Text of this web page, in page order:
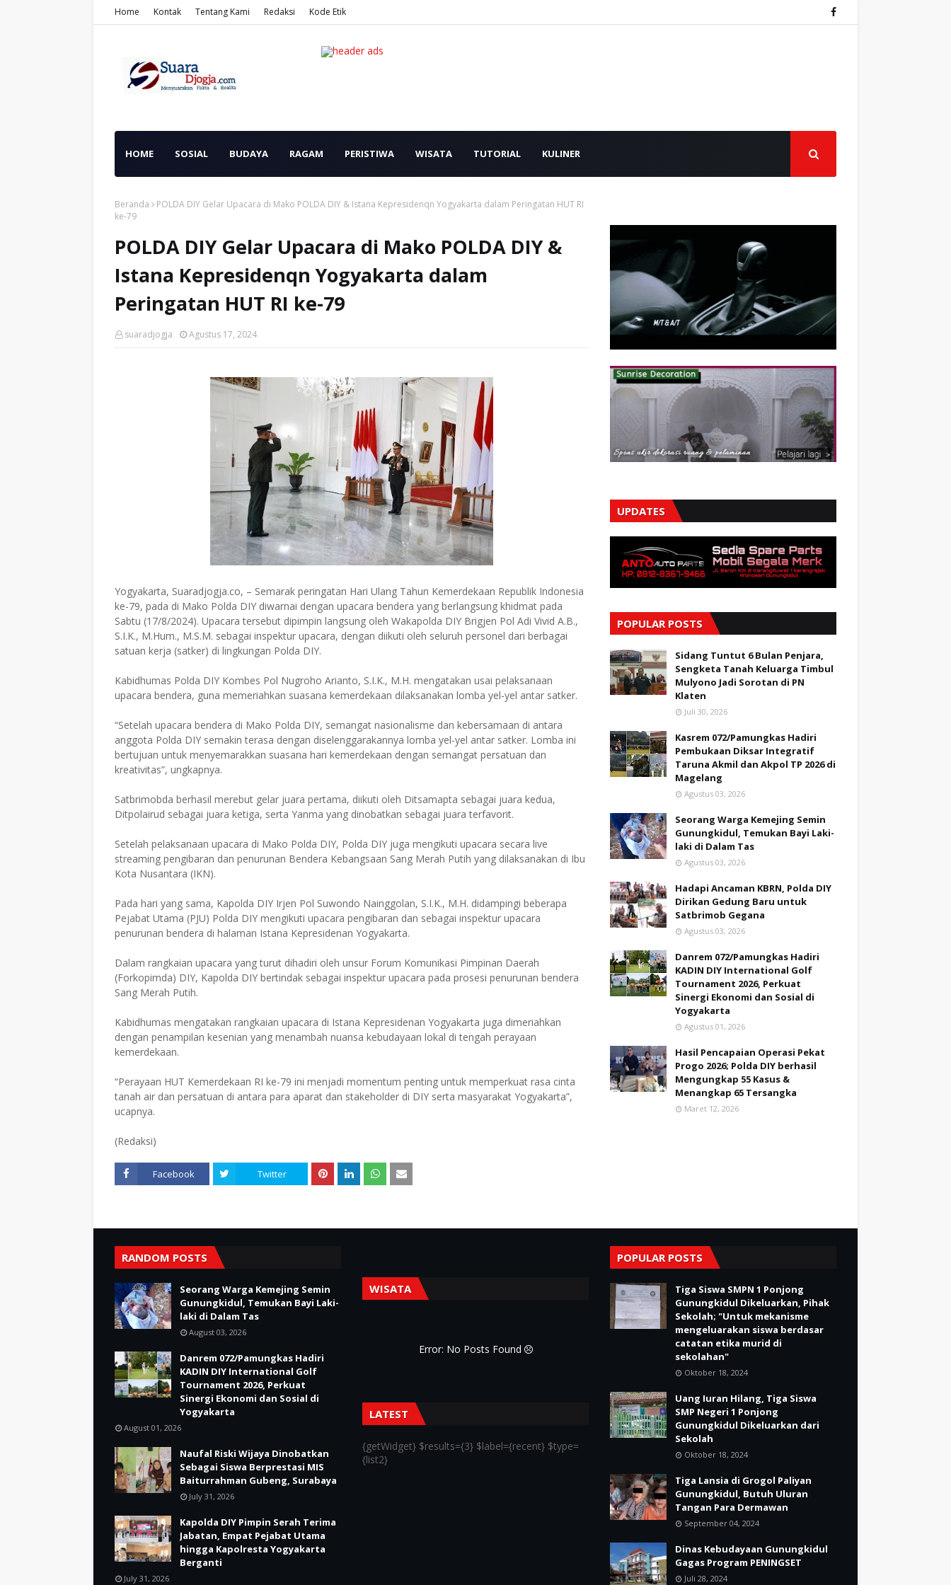
Home Kontak Tentang Kami Redaksi Kode Etik
HOME SOSIAL BUDAYA RAGAM PERISTIWA WISATA TUTORIAL KULINER
Beranda
POLDA DIY Gelar Upacara di Mako POLDA DIY & Istana Kepresidenqn Yogyakarta dalam Peringatan HUT RI
ke-79
POLDA DIY Gelar Upacara di Mako POLDA DIY &
Istana Kepresidenqn Yogyakarta dalam
Peringatan HUT RI ke-79
suaradjogja Agustus 17, 2024
Yogyakarta, Suaradjogja.co, – Semarak peringatan Hari Ulang Tahun Kemerdekaan Republik Indonesia
ke-79, pada di Mako Polda DIY diwarnai dengan upacara bendera yang berlangsung khidmat pada
Sabtu (17/8/2024). Upacara tersebut dipimpin langsung oleh Wakapolda DIY Brigjen Pol Adi Vivid A.B.,
S.I.K., M.Hum., M.S.M. sebagai inspektur upacara, dengan diikuti oleh seluruh personel dari berbagai
satuan kerja (satker) di lingkungan Polda DIY.
Kabidhumas Polda DIY Kombes Pol Nugroho Arianto, S.I.K., M.H. mengatakan usai pelaksanaan
upacara bendera, guna memeriahkan suasana kemerdekaan dilaksanakan lomba yel-yel antar satker.
“Setelah upacara bendera di Mako Polda DIY, semangat nasionalisme dan kebersamaan di antara
anggota Polda DIY semakin terasa dengan diselenggarakannya lomba yel-yel antar satker. Lomba ini
bertujuan untuk menyemarakkan suasana hari kemerdekaan dengan semangat persatuan dan
kreativitas”, ungkapnya.
Satbrimobda berhasil merebut gelar juara pertama, diikuti oleh Ditsamapta sebagai juara kedua,
Ditpolairud sebagai juara ketiga, serta Yanma yang dinobatkan sebagai juara terfavorit.
Setelah pelaksanaan upacara di Mako Polda DIY, Polda DIY juga mengikuti upacara secara live
streaming pengibaran dan penurunan Bendera Kebangsaan Sang Merah Putih yang dilaksanakan di Ibu
Kota Nusantara (IKN).
Pada hari yang sama, Kapolda DIY Irjen Pol Suwondo Nainggolan, S.I.K., M.H. didampingi beberapa
Pejabat Utama (PJU) Polda DIY mengikuti upacara pengibaran dan sebagai inspektur upacara
penurunan bendera di halaman Istana Kepresidenan Yogyakarta.
Dalam rangkaian upacara yang turut dihadiri oleh unsur Forum Komunikasi Pimpinan Daerah
(Forkopimda) DIY, Kapolda DIY bertindak sebagai inspektur upacara pada prosesi penurunan bendera
Sang Merah Putih.
Kabidhumas mengatakan rangkaian upacara di Istana Kepresidenan Yogyakarta juga dimeriahkan
dengan penampilan kesenian yang menambah nuansa kebudayaan lokal di tengah perayaan
kemerdekaan.
“Perayaan HUT Kemerdekaan RI ke-79 ini menjadi momentum penting untuk memperkuat rasa cinta
tanah air dan persatuan di antara para aparat dan stakeholder di DIY serta masyarakat Yogyakarta”,
ucapnya.
(Redaksi)
Facebook Twitter
UPDATES
POPULAR POSTS
Sidang Tuntut 6 Bulan Penjara,
Sengketa Tanah Keluarga Timbul
Mulyono Jadi Sorotan di PN
Klaten
Juli 30, 2026
Kasrem 072/Pamungkas Hadiri
Pembukaan Diksar Integratif
Taruna Akmil dan Akpol TP 2026 di
Magelang
Agustus 03, 2026
Seorang Warga Kemejing Semin
Gunungkidul, Temukan Bayi Laki-
laki di Dalam Tas
Agustus 03, 2026
Hadapi Ancaman KBRN, Polda DIY
Dirikan Gedung Baru untuk
Satbrimob Gegana
Agustus 03, 2026
Danrem 072/Pamungkas Hadiri
KADIN DIY International Golf
Tournament 2026, Perkuat
Sinergi Ekonomi dan Sosial di
Yogyakarta
Agustus 01, 2026
Hasil Pencapaian Operasi Pekat
Progo 2026; Polda DIY berhasil
Mengungkap 55 Kasus &
Menangkap 65 Tersangka
Maret 12, 2026
RANDOM POSTS
Seorang Warga Kemejing Semin
Gunungkidul, Temukan Bayi Laki-
laki di Dalam Tas
August 03, 2026
Danrem 072/Pamungkas Hadiri
KADIN DIY International Golf
Tournament 2026, Perkuat
Sinergi Ekonomi dan Sosial di
Yogyakarta
August 01, 2026
Naufal Riski Wijaya Dinobatkan
Sebagai Siswa Berprestasi MIS
Baiturrahman Gubeng, Surabaya
July 31, 2026
Kapolda DIY Pimpin Serah Terima
Jabatan, Empat Pejabat Utama
hingga Kapolresta Yogyakarta
Berganti
July 31, 2026
WISATA
Error: No Posts Found
LATEST
{getWidget} $results={3} $label={recent} $type=
{list2}
POPULAR POSTS
Tiga Siswa SMPN 1 Ponjong
Gunungkidul Dikeluarkan, Pihak
Sekolah; "Untuk mekanisme
mengeluarakan siswa berdasar
catatan etika murid di
sekolahan"
Oktober 18, 2024
Uang Iuran Hilang, Tiga Siswa
SMP Negeri 1 Ponjong
Gunungkidul Dikeluarkan dari
Sekolah
Oktober 18, 2024
Tiga Lansia di Grogol Paliyan
Gunungkidul, Butuh Uluran
Tangan Para Dermawan
September 04, 2024
Dinas Kebudayaan Gunungkidul
Gagas Program PENINGSET
Juli 28, 2024